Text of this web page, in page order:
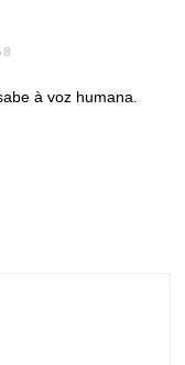
à voz humana.